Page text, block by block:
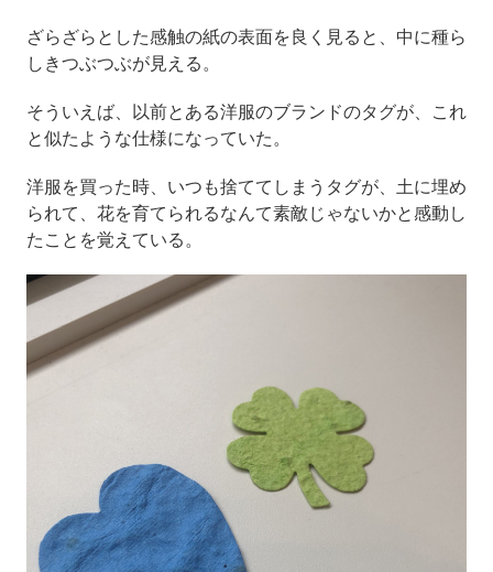
ざらざらとした感触の紙の表面を良く見ると、中に種ら
しきつぶつぶが見える。
そういえば、以前とある洋服のブランドのタグが、これ
と似たような仕様になっていた。
洋服を買った時、いつも捨ててしまうタグが、土に埋め
られて、花を育てられるなんて素敵じゃないかと感動し
たことを覚えている。